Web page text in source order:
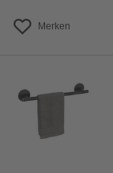
Merken